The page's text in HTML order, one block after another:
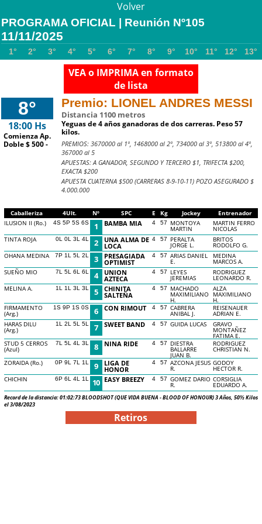
Volver
PROGRAMA OFICIAL | Reunión Nº105
11/11/2025
1° 2° 3° 4° 5° 6° 7° 8° 9° 10° 11° 12° 13°
VEA o IMPRIMA en formato
de lista
8°
18:00 Hs
Comienza Ap.
Doble $ 500 -
Premio: LIONEL ANDRES MESSI
Distancia 1100 metros
Yeguas de 4 años ganadoras de dos carreras. Peso 57
kilos.
PREMIOS: 3670000 al 1º, 1468000 al 2º, 734000 al 3º, 513800 al 4º,
367000 al 5
APUESTAS: A GANADOR, SEGUNDO Y TERCERO $1, TRIFECTA $200,
EXACTA $200
APUESTA CUATERNA $500 (CARRERAS 8-9-10-11) POZO ASEGURADO $
4.000.000
Caballeriza 4Ult. Nº SPC E Kg Jockey Entrenador
ILUSION II (Ro.) 4S 5P 5S 6S 1 BAMBA MIA 4 57 MONTOYA
MARTIN
MARTIN FERRO
NICOLAS
TINTA ROJA
0L 0L 3L 4L 2 UNA ALMA DE
LOCA
4 57 PERALTA
JORGE L.
BRITOS
RODOLFO G.
OHANA MEDINA
7P 1L 5L 2L 3 PRESAGIADA
OPTIMIST
4 57 ARIAS DANIEL
E.
MEDINA
MARCOS A.
SUEÑO MIO
7L 5L 6L 6L 4 UNION
AZTECA
4 57 LEYES
JEREMIAS
RODRIGUEZ
LEONARDO R.
MELINA A.
1L 1L 3L 3L 5 CHINITA
SALTEÑA
4 57 MACHADO
MAXIMILIANO
H.
ALZA
MAXIMILIANO
H.
FIRMAMENTO
(Arg.)
1S 9P 1S 0S 6 CON RIMOUT 4 57 CABRERA
ANIBAL J.
REISENAUER
ADRIAN E.
HARAS DILU
(Arg.)
1L 2L 5L 5L 7 SWEET BAND 4 57 GUIDA LUCAS GRAVO
MONTAÑEZ
FATIMA E.
STUD 5 CERROS
(Azul)
7L 5L 4L 3L 8 NINA RIDE 4 57 DIESTRA
BALLARRE
JUAN B.
RODRIGUEZ
CHRISTIAN N.
ZORAIDA (Ro.)
0P 9L 7L 1L 9 LIGA DE
HONOR
4 57 AZCONA JESUS
R.
GODOY
HECTOR R.
CHICHIN
6P 6L 4L 1L 10 EASY BREEZY 4 57 GOMEZ DARIO
R.
CORSIGLIA
EDUARDO A.
Record de la distancia: 01:02:73 BLOODSHOT (QUE VIDA BUENA - BLOOD OF HONOUR) 3 Años, 50½ Kilos
el 3/08/2023
Retiros